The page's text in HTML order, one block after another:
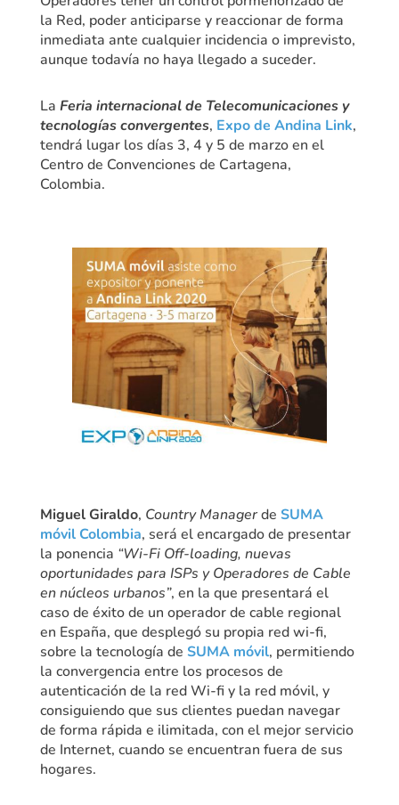
la Red, poder anticiparse y reaccionar de forma
inmediata ante cualquier incidencia o imprevisto,
aunque todavía no haya llegado a suceder.
La Feria internacional de Telecomunicaciones y
tecnologías convergentes, Expo de Andina Link,
tendrá lugar los días 3, 4 y 5 de marzo en el
Centro de Convenciones de Cartagena,
Colombia.
Miguel Giraldo, Country Managerde SUMA
móvil Colombia, será el encargado de presentar
la ponencia “Wi-Fi Off-loading, nuevas
oportunidades para ISPs y Operadores de Cable
en núcleos urbanos”, en la que presentará el
caso de éxito de un operador de cable regional
en España, que desplegó su propia red wi-fi,
sobre la tecnología de SUMA móvil, permitiendo
la convergencia entre los procesos de
autenticación de la red Wi-fi y la red móvil, y
consiguiendo que sus clientes puedan navegar
de forma rápida e ilimitada, con el mejor servicio
de Internet, cuando se encuentran fuera de sus
hogares.